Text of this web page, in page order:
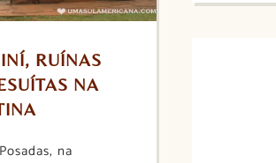
RUÍNAS
NA
na